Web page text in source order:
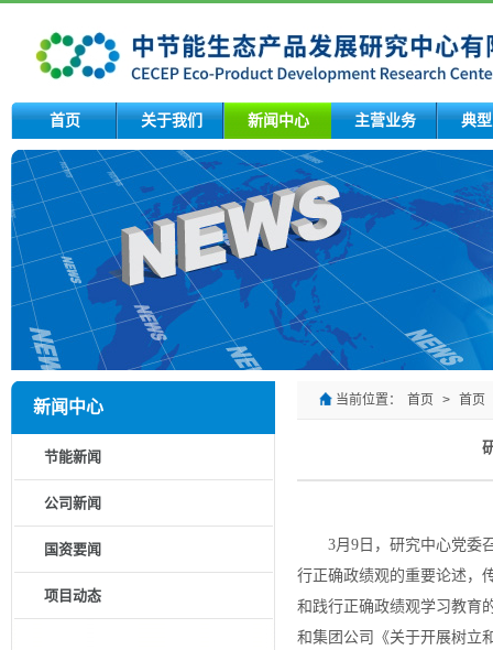
首页 关于我们 新闻中心 主营业务 典
新闻中心
节能新闻
公司新闻
国资要闻
项目动态
当前位置： 首页 > 首页
3月9日，研究中心党委
行正确政绩观的重要论述，
和践行正确政绩观学习教育
和集团公司《关于开展树立